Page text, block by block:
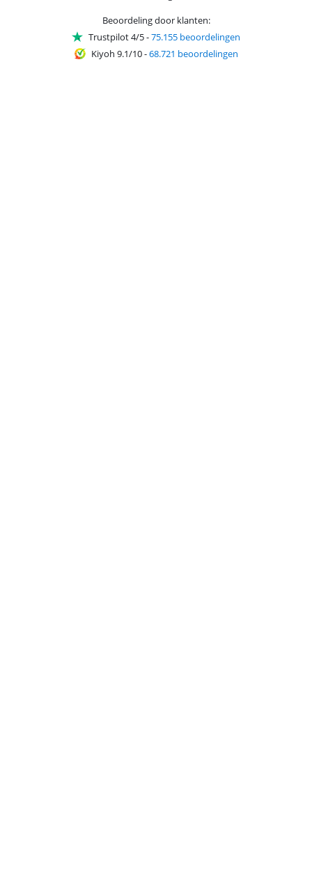
Beoordeling door klanten:
Trustpilot 4/5-75.155 beoordelingen
Kiyoh 9.1/10-68.721 beoordelingen